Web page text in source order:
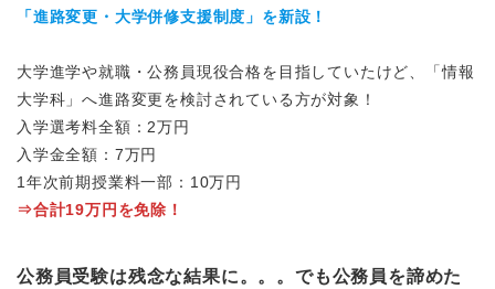
「進路変更・大学併修支援制度」を新設！
大学進学や就職・公務員現役合格を目指していたけど、「情報
大学科」へ進路変更を検討されている方が対象！
入学選考料全額：2万円
入学金全額：7万円
1年次前期授業料一部：10万円
⇒合計19万円を免除！
公務員受験は残念な結果に。。。でも公務員を諦めた